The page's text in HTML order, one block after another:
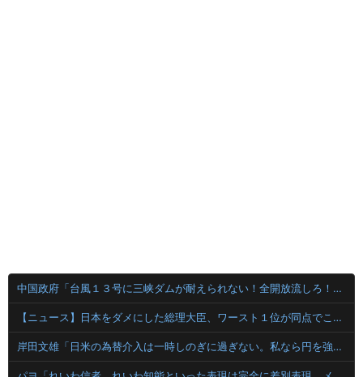
中国政府「台風１３号に三峡ダムが耐えられない！全開放流しろ！」⇒ 下流域の街が壊滅状態ｗｗｗｗｗ
【ニュース】日本をダメにした総理大臣、ワースト１位が同点でこの人ｗｗｗｗｗｗ
岸田文雄「日米の為替介入は一時しのぎに過ぎない。私なら円を強くすることが出来る」